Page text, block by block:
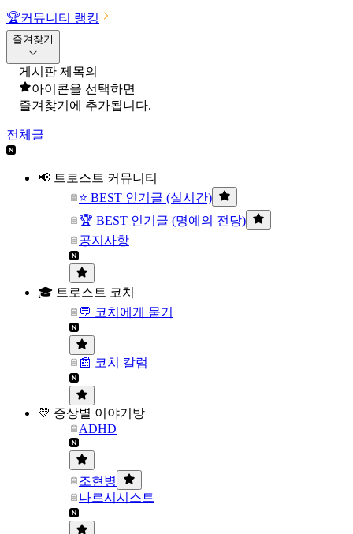
🏆커뮤니티 랭킹
즐겨찾기
게시판 제목의
아이콘을 선택하면
즐겨찾기에 추가됩니다.
전체글
📢 트로스트 커뮤니티
⭐ BEST 인기글 (실시간)
🏆 BEST 인기글 (명예의 전당)
공지사항
🎓 트로스트 코치
💬 코치에게 묻기
📰 코치 칼럼
💛 증상별 이야기방
ADHD
조현병
나르시시스트